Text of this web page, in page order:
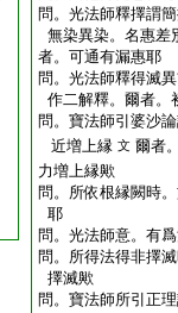
問。光法師釋擇謂
無染異染。名惠差
者。可通有漏惠耶
問。光法師釋得滅
作二解釋。爾者。
問。寶法師引婆沙
近増上縁 文 爾者
力増上縁歟
問。所依根縁闕時
耶
問。光法師意。有
問。所得法得非擇
擇滅歟
問。寶法師所引正